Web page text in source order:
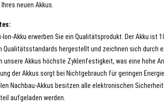
neuen Akkus.
Ion-Akku erwerben Sie ein Qualitätsprodukt. Der Akku ist
Qualitätsstandards hergestellt und zeichnen sich durch
unsere Akkus höchste Zyklenfestigkeit, was eine hohe
der Akkus sorgt bei Nichtgebrauch für geringen
Nachbau-Akkus besitzen alle elektronischen
aufgeladen werden.